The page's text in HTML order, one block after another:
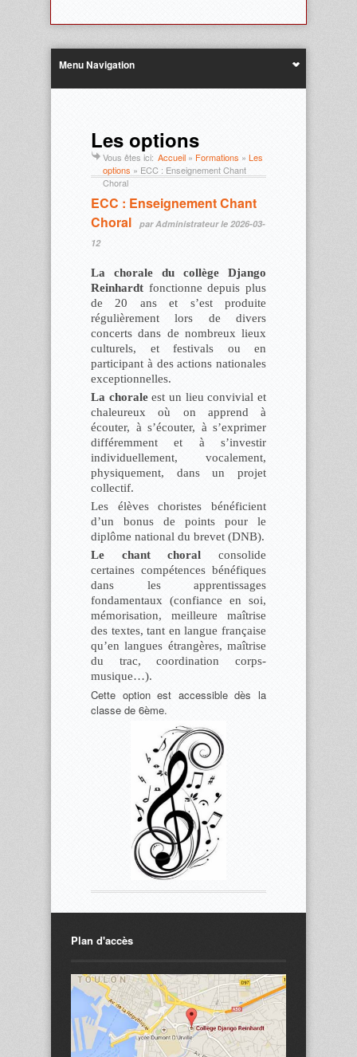
Menu Navigation
Les options
Vous êtes ici: Accueil » Formations » Les
options » ECC : Enseignement Chant
Choral
ECC : Enseignement Chant
Choral
par Administrateur le 2026-03-
12
La chorale du collège Django
Reinhardt fonctionne depuis plus
de 20 ans et s’est produite
régulièrement lors de divers
concerts dans de nombreux lieux
culturels, et festivals ou en
participant à des actions nationales
exceptionnelles.
La choraleest un lieu convivial et
chaleureux où on apprend à
écouter, à s’écouter, à s’exprimer
différemment et à s’investir
individuellement, vocalement,
physiquement, dans un projet
collectif.
Les élèves choristes bénéficient
d’un bonus de points pour le
diplôme national du brevet (DNB).
Le chant choral consolide
certaines compétences bénéfiques
dans les apprentissages
fondamentaux (confiance en soi,
mémorisation, meilleure maîtrise
des textes, tant en langue française
qu’en langues étrangères, maîtrise
du trac, coordination corps-
musique…).
Cette option est accessible dès la
classe de 6ème.
Plan d'accès